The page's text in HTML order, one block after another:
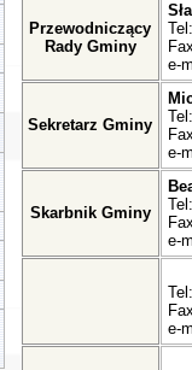
Przewodniczący
Rady Gminy
e-
Sekretarz Gminy
e-
Skarbnik Gminy
e-
Tel:
e-